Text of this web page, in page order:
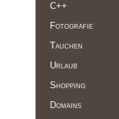
C++
Fotografie
Tauchen
Urlaub
Shopping
Domains